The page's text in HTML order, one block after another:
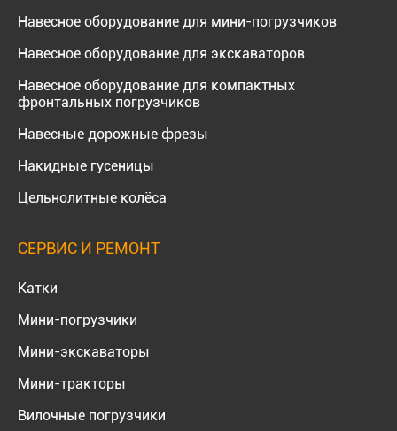
Навесное оборудование для мини-погрузчиков
Навесное оборудование для экскаваторов
Навесное оборудование для компактных
фронтальных погрузчиков
Навесные дорожные фрезы
Накидные гусеницы
Цельнолитные колёса
СЕРВИС И РЕМОНТ
Катки
Мини-погрузчики
Мини-экскаваторы
Мини-тракторы
Вилочные погрузчики